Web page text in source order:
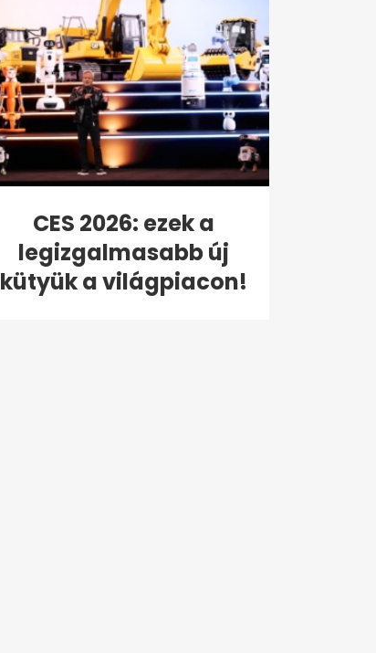
CES 2026: ezek a
legizgalmasabb új
kütyük a világpiacon!